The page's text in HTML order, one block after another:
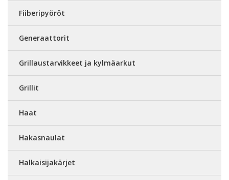
Fiiberipyöröt
Generaattorit
Grillaustarvikkeet ja kylmäarkut
Grillit
Haat
Hakasnaulat
Halkaisijakärjet